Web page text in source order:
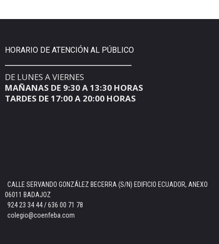
HORARIO DE ATENCIÓN AL PÚBLICO
DE LUNES A VIERNES
MAÑANAS DE 9:30 A 13:30 HORAS
TARDES DE 17:00 A 20:00 HORAS
CALLE SERVANDO GONZÁLEZ BECERRA (S/N) EDIFICIO ECUADOR, ANEXO
06011 BADAJOZ
924 23 34 44 / 636 00 71 78
colegio@coenfeba.com